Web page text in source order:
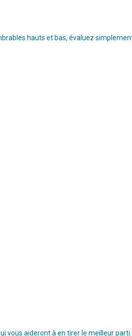
hauts et bas, évaluez
vous aideront à en tirer le meilleur